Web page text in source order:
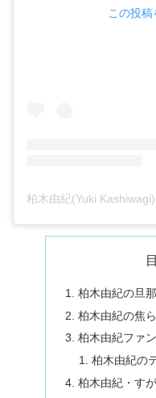
この投
柏木由紀の旦
柏木由紀の焦
柏木由紀ファ
柏木由紀の
柏木由紀・す